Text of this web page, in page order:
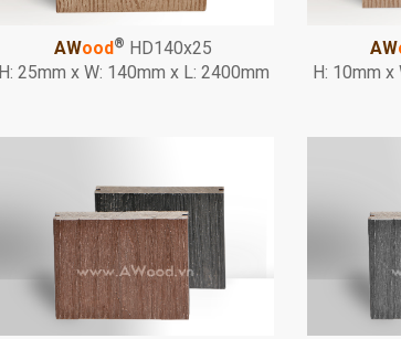
AWood ® HD140x25
H: 25mm x W: 140mm x L: 2400mm
AW
H: 10mm